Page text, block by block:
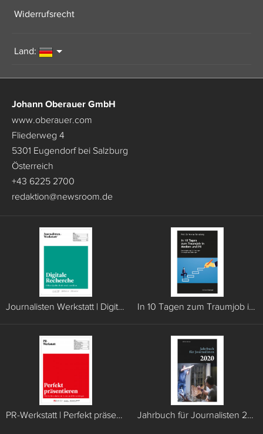
Widerrufsrecht
Land:
Johann Oberauer GmbH
www.oberauer.com
Fliederweg 4
5301 Eugendorf bei Salzburg
Österreich
+43 6225 2700
redaktion@newsroom.de
Journalisten Werkstatt | Digitale Recherche In 10 Tagen zum Traumjob in Medien und PR
PR-Werkstatt | Perfekt präsentieren Jahrbuch für Journalisten 2020